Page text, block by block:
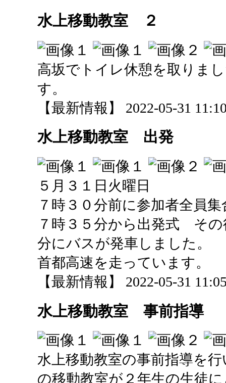
水上移動教室 ２
高坂でトイレ休憩を取りま
す。
【最新情報】 2022-05-31
水上移動教室 出発
５月３１日火曜日
７時３０分前に参加者全員集
７時３５分から出発式 そ
分にバスが発車しました。
首都高速を走っています。
【最新情報】 2022-05-31
水上移動教室 事前指導
水上移動教室の事前指導を
の移動教室が２年生の生徒